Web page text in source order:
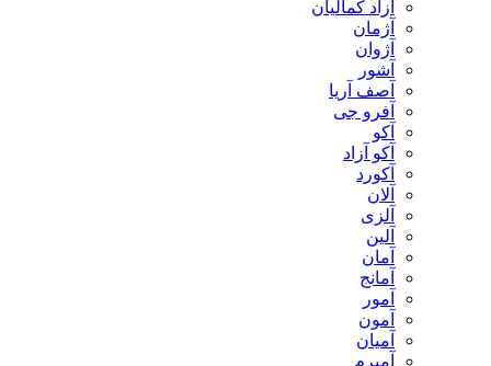
آزاد کمالیان
آژمان
آژوان
آشور
آصف آریا
آفرو جی
آکو
آکو آزاد
آکورد
آلان
آلزی
آلین
آمان
آمانج
آمور
آمون
آمیان
آمیرم